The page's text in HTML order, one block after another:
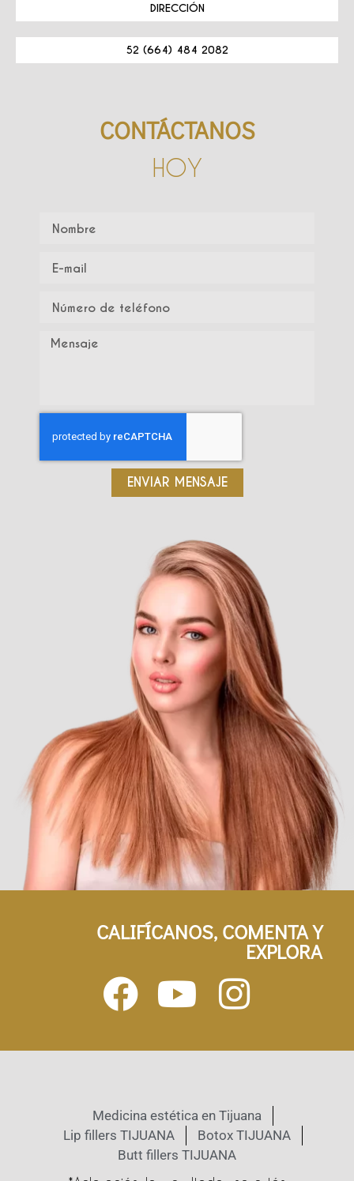
DIRECCIÓN
52 (664) 484 2082
CONTÁCTANOS
HOY
ENVIAR MENSAJE
CALIFÍCANOS, COMENTA Y
EXPLORA
Medicina estética en Tijuana
Lip fillers TIJUANA
Botox TIJUANA
Butt fillers TIJUANA